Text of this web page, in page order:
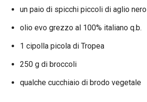
un paio di spicchi piccoli di aglio nero
olio evo grezzo al 100% italiano q.b.
1 cipolla picola di Tropea
250 g di broccoli
qualche cucchiaio di brodo vegetale